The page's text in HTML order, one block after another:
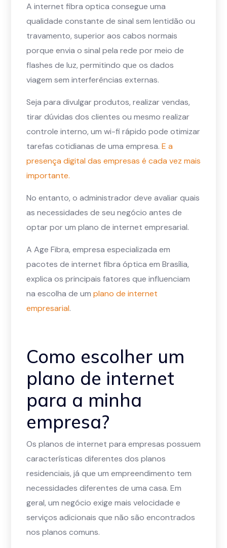
A internet fibra optica consegue uma
qualidade constante de sinal sem lentidão ou
travamento, superior aos cabos normais
porque envia o sinal pela rede por meio de
flashes de luz, permitindo que os dados
viagem sem interferências externas.
Seja para divulgar produtos, realizar vendas,
tirar dúvidas dos clientes ou mesmo realizar
controle interno, um wi-fi rápido pode otimizar
tarefas cotidianas de uma empresa. E a
presença digital das empresas é cada vez mais
importante.
No entanto, o administrador deve avaliar quais
as necessidades de seu negócio antes de
optar por um plano de internet empresarial.
A Age Fibra, empresa especializada em
pacotes de internet fibra óptica em Brasília,
explica os principais fatores que influenciam
na escolha de um plano de internet
empresarial.
Como escolher um
plano de internet
para a minha
empresa?
Os planos de internet para empresas possuem
características diferentes dos planos
residenciais, já que um empreendimento tem
necessidades diferentes de uma casa. Em
geral, um negócio exige mais velocidade e
serviços adicionais que não são encontrados
nos planos comuns.